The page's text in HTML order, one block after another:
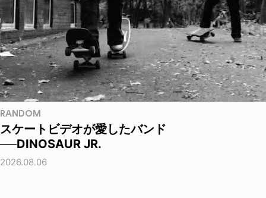
RANDOM
スケートビデオが愛したバンド
──DINOSAUR JR.
2026.08.06